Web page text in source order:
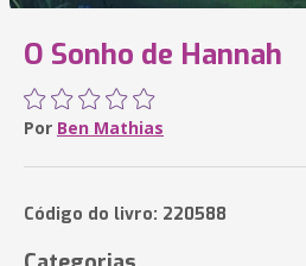
O Sonho de Hannah
Por Ben Mathias
Código do livro: 220588